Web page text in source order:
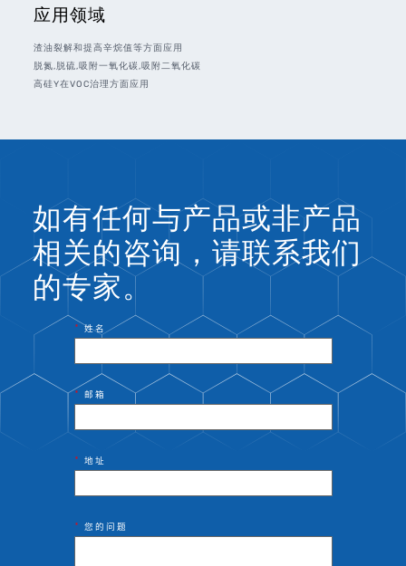
应用领域
渣油裂解和提高辛烷值等方面应用
脱氮,脱硫,吸附一氧化碳,吸附二氧化碳
高硅Y在VOC治理方面应用
如有任何与产品或非产品
相关的咨询，请联系我们
的专家。
* 姓名
* 邮箱
* 地址
* 您的问题